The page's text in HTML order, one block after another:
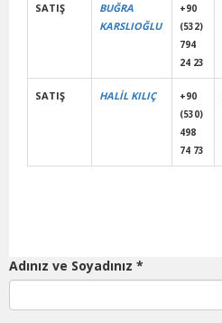
SATIŞ
BUĞRA
KARSLIOĞLU
+90
(532)
794
24 23
SATIŞ HALİL KILIÇ
+90
(530)
498
74 73
Adınız ve Soyadınız *